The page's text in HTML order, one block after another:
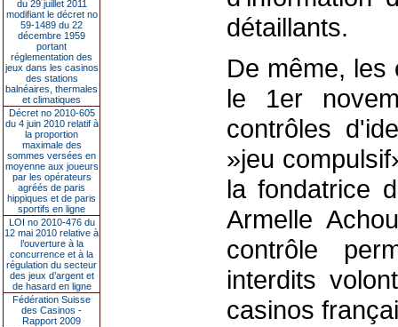
du 29 juillet 2011
modifiant le décret no
59-1489 du 22
décembre 1959
portant
réglementation des
jeux dans les casinos
des stations
balnéaires, thermales
et climatiques
Décret no 2010-605
du 4 juin 2010 relatif à
la proportion
maximale des
sommes versées en
moyenne aux joueurs
par les opérateurs
agréés de paris
hippiques et de paris
sportifs en ligne
LOI no 2010-476 du
12 mai 2010 relative à
l’ouverture à la
concurrence et à la
régulation du secteur
des jeux d’argent et
de hasard en ligne
Fédération Suisse
des Casinos -
Rapport 2009
détaillants.
De même, les
le 1er
contrôles
»jeu
la fondatrice
Armelle
contrôle
interdits
casinos